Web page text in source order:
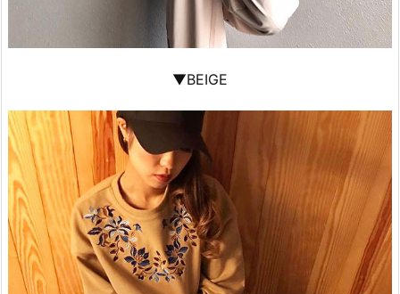
▼BEIGE